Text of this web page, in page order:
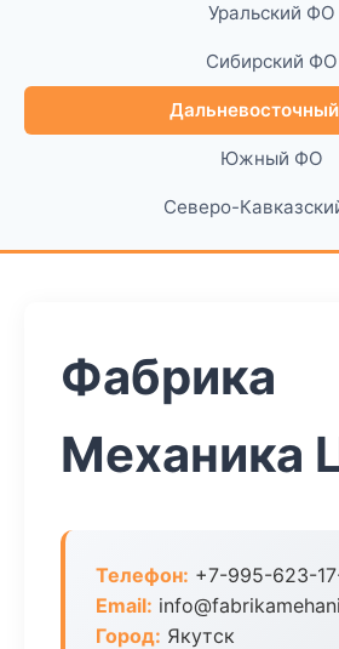
Уральский ФО
Сибирский ФО
Южный ФО
Северо-
Фабрика
Механика
Телефон: +7-995-623-
Email:
Город: Якутск